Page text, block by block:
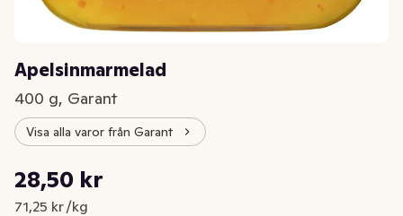
Apelsinmarmelad
400 g, Garant
Visa alla varor från Garant
Nuvarande pris är: 28,50 kr
28,50 kr
71,25 kr /kg
Styckpris: 71,25 kr /kg